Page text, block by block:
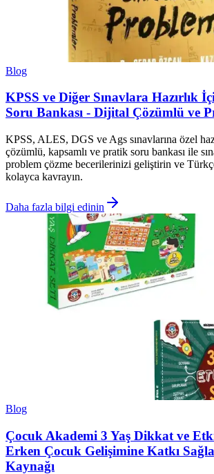
Blog
KPSS ve Diğer Sınavlara Hazırlık
Soru Bankası - Dijital Çözümlü ve
KPSS, ALES, DGS ve Ags sınavlarına özel
çözümlü, kapsamlı ve pratik soru bankası ile
problem çözme becerilerinizi geliştirin ve
kolayca kavrayın.
Daha fazla bilgi edinin
Blog
Çocuk Akademi 3 Yaş Dikkat ve
Erken Çocuk Gelişimine Katkı
Kaynağı